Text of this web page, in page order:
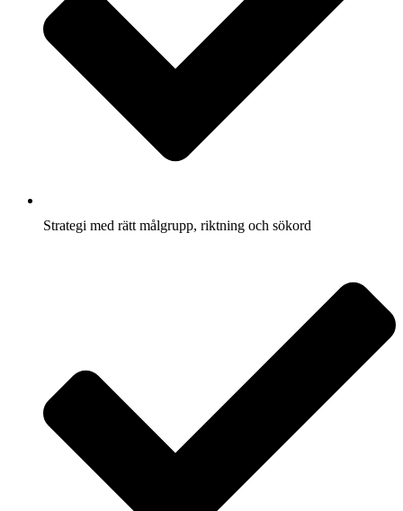
Strategi med rätt målgrupp, riktning och sökord